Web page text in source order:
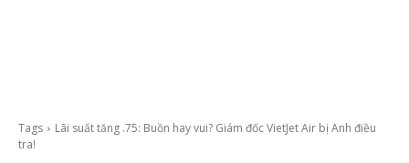
Tags
Lãi suất tăng .75: Buồn hay vui? Giám đốc VietJet Air bị Anh điều
tra!